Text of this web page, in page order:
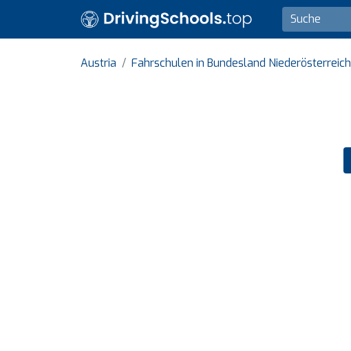
Austria Fahrschulen in Bundesland Niederösterreich